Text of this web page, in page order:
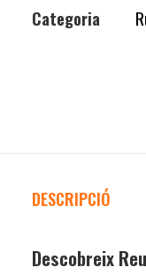
Categoria
DESCRIPCIÓ
Descobreix